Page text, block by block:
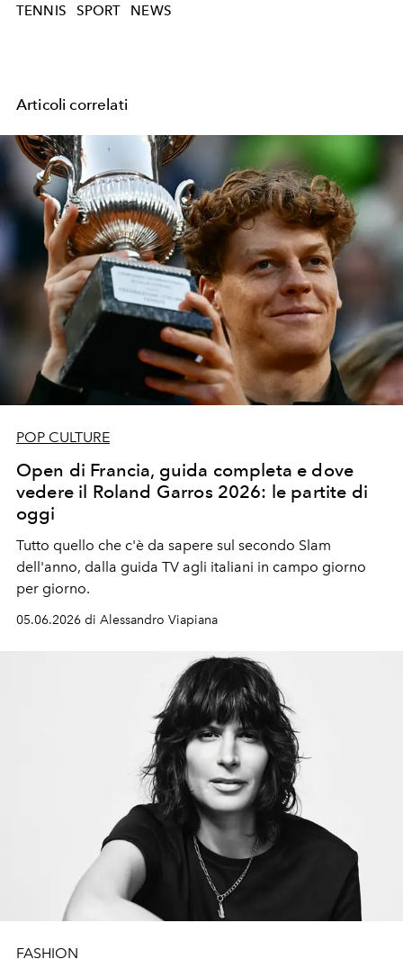
TENNIS SPORT NEWS
Articoli correlati
POP CULTURE
Open di Francia, guida completa e dove
vedere il Roland Garros 2026: le partite di
oggi
Tutto quello che c'è da sapere sul secondo Slam
dell'anno, dalla guida TV agli italiani in campo giorno
per giorno.
05.06.2026 di Alessandro Viapiana
FASHION